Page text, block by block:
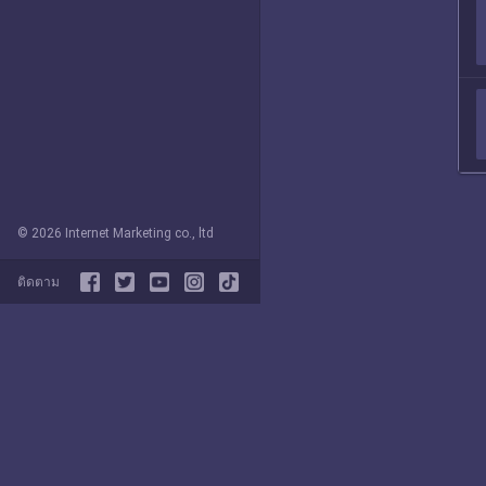
© 2026 Internet Marketing co., ltd
ติดตาม